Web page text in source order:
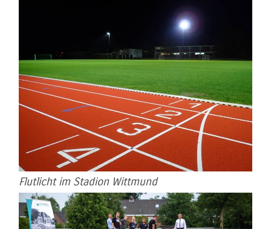
Flutlicht im Stadion Wittmund